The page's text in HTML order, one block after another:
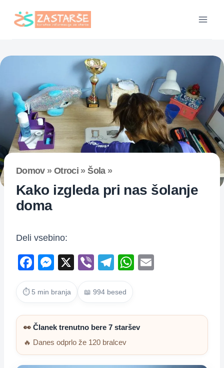
Domov» Otroci »Šola»
Kako izgleda pri nas šolanje
doma
Deli vsebino:
F
a
c
e
b
o
o
M
e
ss
e
n
g
er
X
Vi
b
er
T
el
e
gr
a
m
W
s
A
p
⏱ 5 min branja 📖 994 besed
👀 Članek trenutno bere 7 staršev
🔥 Danes odprlo že 120 bralcev